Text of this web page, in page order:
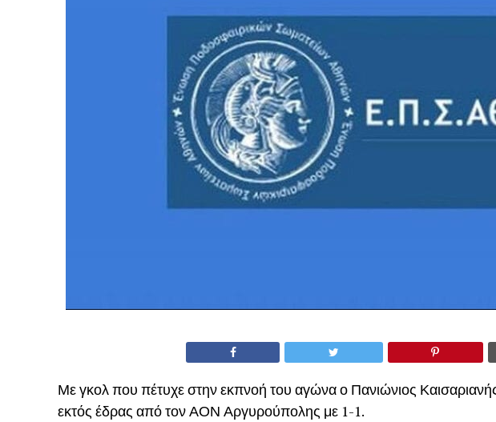
Με γκολ που πέτυχε στην εκπνοή του αγώνα ο Πανιώνιος
εκτός έδρας από τον ΑΟΝ Αργυρούπολης με 1-1.